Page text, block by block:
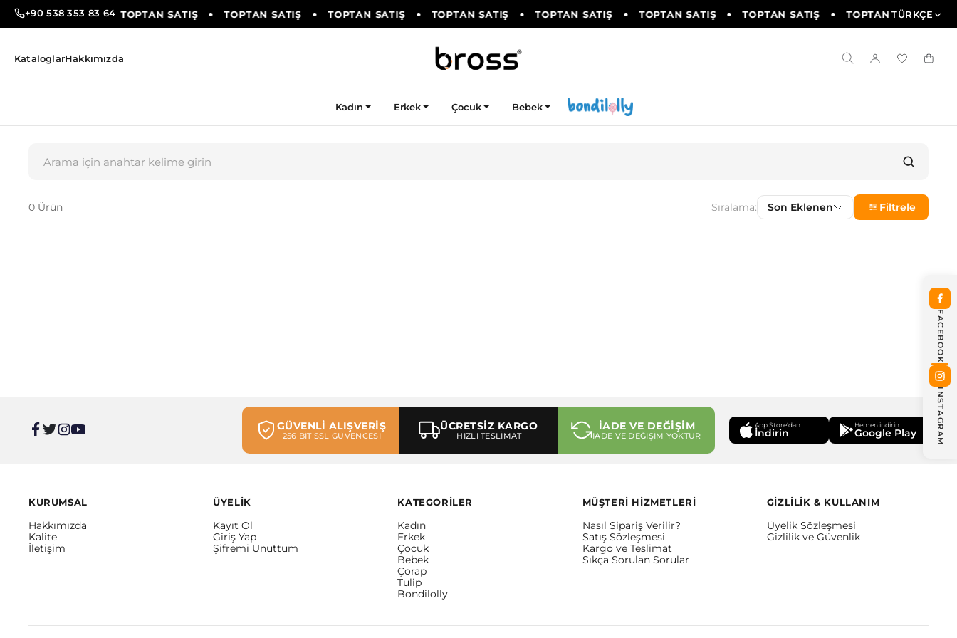
+90 538 353 83 64
TOPTAN SATIŞ TOPTAN SATIŞ TOPTAN SATIŞ TOPTAN SATIŞ TOPTAN SATIŞ TOPTAN SATIŞ TOPTAN SATIŞ TOPTAN SATIŞ TOPTAN SATIŞ
TÜRKÇE
KataloglarHakkımızda
Kadın Erkek Çocuk Bebek
0 Ürün Sıralama: Son Eklenen Filtrele
GÜVENLİ ALIŞVERİŞ
256 BİT SSL GÜVENCESİ
ÜCRETSİZ KARGO
HIZLI TESLİMAT
İADE VE DEĞİŞİM
İADE VE DEĞİŞİM YOKTUR
App Store'dan
İndirin
Hemen indirin
Google Play
KURUMSAL
Hakkımızda
Kalite
İletişim
ÜYELİK
Kayıt Ol
Giriş Yap
Şifremi Unuttum
KATEGORİLER
Kadın
Erkek
Çocuk
Bebek
Çorap
Tulip
Bondilolly
MÜŞTERİ HİZMETLERİ
Nasıl Sipariş Verilir?
Satış Sözleşmesi
Kargo ve Teslimat
Sıkça Sorulan Sorular
GİZLİLİK & KULLANIM
Üyelik Sözleşmesi
Gizlilik ve Güvenlik
FACEBOOK
INSTAGRAM